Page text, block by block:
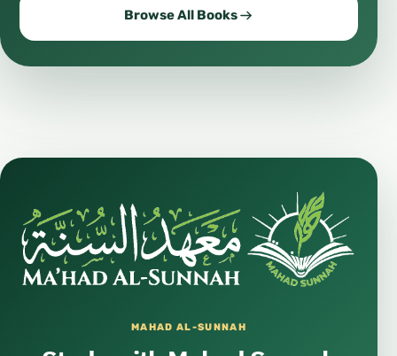
Browse All Books
MAHAD AL-SUNNAH